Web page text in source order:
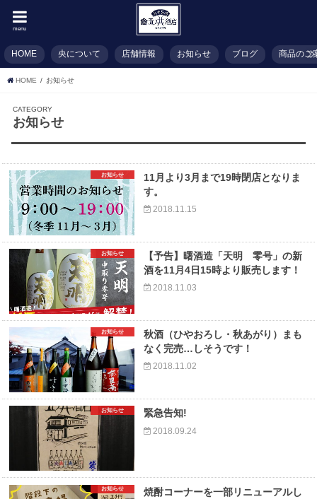
menu
HOME 央について 店舗情報 お知らせ ブログ 商品のご
HOME お知らせ
CATEGORY
お知らせ
お知らせ
11月より3月まで19時閉店となりま
す。
2018.11.15
お知らせ
【予告】曙酒造「天明 零号」の新
酒を11月4日15時より販売します！
2018.11.03
お知らせ
秋酒（ひやおろし・秋あがり）まも
なく完売…しそうです！
2018.11.02
お知らせ 緊急告知!
2018.09.24
お知らせ
焼酎コーナーを一部リニューアルし